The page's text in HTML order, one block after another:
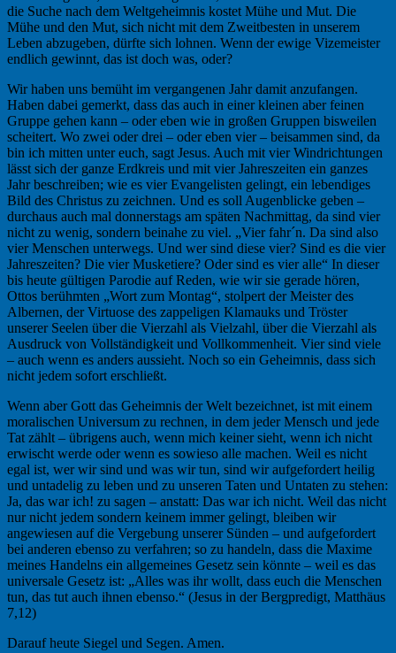
die Suche nach dem Weltgeheimnis kostet Mühe und Mut. Die
Mühe und den Mut, sich nicht mit dem Zweitbesten in unserem
Leben abzugeben, dürfte sich lohnen. Wenn der ewige Vizemeister
endlich gewinnt, das ist doch was, oder?
Wir haben uns bemüht im vergangenen Jahr damit anzufangen.
Haben dabei gemerkt, dass das auch in einer kleinen aber feinen
Gruppe gehen kann – oder eben wie in großen Gruppen bisweilen
scheitert. Wo zwei oder drei – oder eben vier – beisammen sind, da
bin ich mitten unter euch, sagt Jesus. Auch mit vier Windrichtungen
lässt sich der ganze Erdkreis und mit vier Jahreszeiten ein ganzes
Jahr beschreiben; wie es vier Evangelisten gelingt, ein lebendiges
Bild des Christus zu zeichnen. Und es soll Augenblicke geben –
durchaus auch mal donnerstags am späten Nachmittag, da sind vier
nicht zu wenig, sondern beinahe zu viel. „Vier fahr´n. Da sind also
vier Menschen unterwegs. Und wer sind diese vier? Sind es die vier
Jahreszeiten? Die vier Musketiere? Oder sind es vier alle“ In dieser
bis heute gültigen Parodie auf Reden, wie wir sie gerade hören,
Ottos berühmten „Wort zum Montag“, stolpert der Meister des
Albernen, der Virtuose des zappeligen Klamauks und Tröster
unserer Seelen über die Vierzahl als Vielzahl, über die Vierzahl als
Ausdruck von Vollständigkeit und Vollkommenheit. Vier sind viele
– auch wenn es anders aussieht. Noch so ein Geheimnis, dass sich
nicht jedem sofort erschließt.
Wenn aber Gott das Geheimnis der Welt bezeichnet, ist mit einem
moralischen Universum zu rechnen, in dem jeder Mensch und jede
Tat zählt – übrigens auch, wenn mich keiner sieht, wenn ich nicht
erwischt werde oder wenn es sowieso alle machen. Weil es nicht
egal ist, wer wir sind und was wir tun, sind wir aufgefordert heilig
und untadelig zu leben und zu unseren Taten und Untaten zu stehen:
Ja, das war ich! zu sagen – anstatt: Das war ich nicht. Weil das nicht
nur nicht jedem sondern keinem immer gelingt, bleiben wir
angewiesen auf die Vergebung unserer Sünden – und aufgefordert
bei anderen ebenso zu verfahren; so zu handeln, dass die Maxime
meines Handelns ein allgemeines Gesetz sein könnte – weil es das
universale Gesetz ist: „Alles was ihr wollt, dass euch die Menschen
tun, das tut auch ihnen ebenso.“ (Jesus in der Bergpredigt, Matthäus
7,12)
Darauf heute Siegel und Segen. Amen.